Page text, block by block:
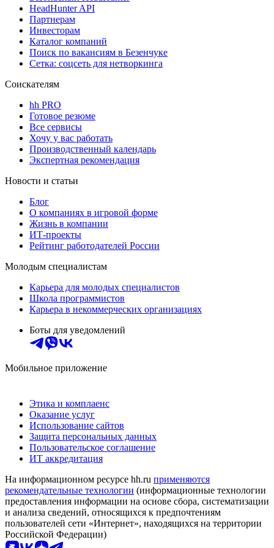
HeadHunter API
Партнерам
Инвесторам
Каталог компаний
Поиск по вакансиям в Безенчуке
Сетка: соцсеть для нетворкинга
Соискателям
hh PRO
Готовое резюме
Все сервисы
Хочу у вас работать
Производственный календарь
Экспертная рекомендация
Новости и статьи
Блог
О компаниях в игровой форме
Жизнь в компании
ИТ-проекты
Рейтинг работодателей России
Молодым специалистам
Карьера для молодых специалистов
Школа программистов
Карьера в некоммерческих организациях
Боты для уведомлений
Мобильное приложение
Этика и комплаенс
Оказание услуг
Использование сайтов
Защита персональных данных
Пользовательское соглашение
ИТ аккредитация
На информационном ресурсе hh.ru применяются
рекомендательные технологии (информационные технологии
предоставления информации на основе сбора, систематизации
и анализа сведений, относящихся к предпочтениям
пользователей сети «Интернет», находящихся на территории
Российской Федерации)